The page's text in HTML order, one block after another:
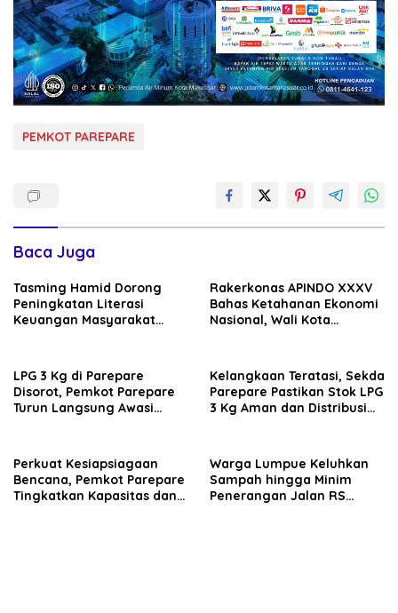
PEMKOT PAREPARE
Baca Juga
Tasming Hamid Dorong
Peningkatan Literasi
Keuangan Masyarakat
Rakerkonas APINDO XXXV
Bahas Ketahanan Ekonomi
Nasional, Wali Kota
Usaha
LPG 3 Kg di Parepare
Disorot, Pemkot Parepare
Turun Langsung Awasi
Kelangkaan Teratasi, Sekda
Parepare Pastikan Stok LPG
3 Kg Aman dan Distribusi
Perkuat Kesiapsiagaan
Bencana, Pemkot Parepare
Tingkatkan Kapasitas dan
Warga Lumpue Keluhkan
Sampah hingga Minim
Penerangan Jalan RS